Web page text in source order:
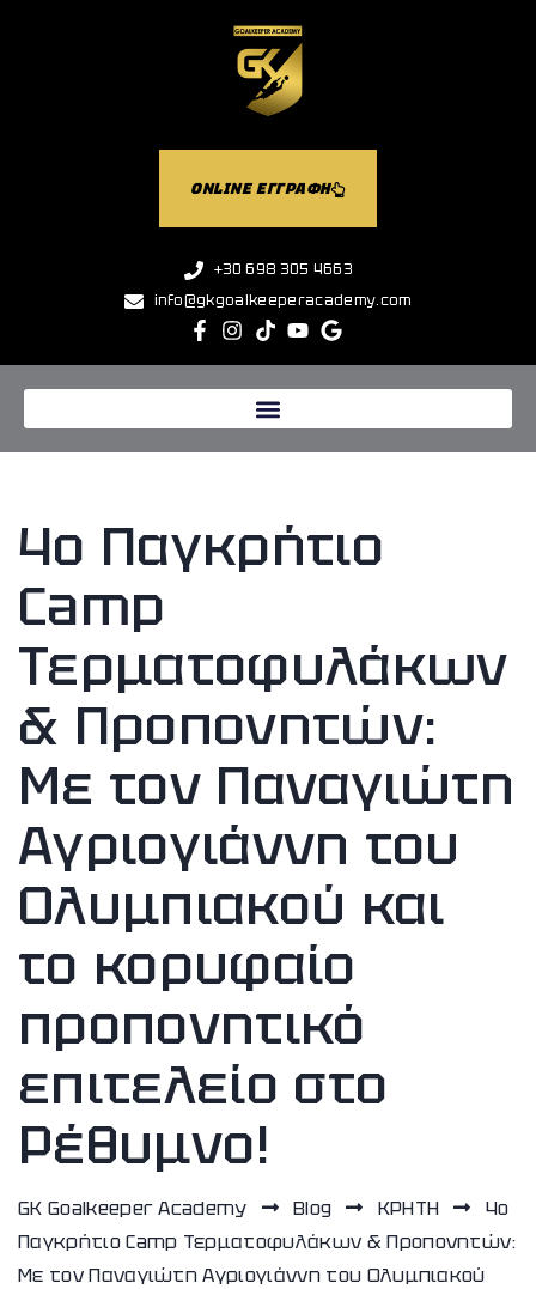
ONLINE ΕΓΓΡΑΦΗ
+30 698 305 4663
info@gkgoalkeeperacademy.com
4ο Παγκρήτιο
Camp
Τερματοφυλάκων
& Προπονητών:
Με τον Παναγιώτη
Αγριογιάννη του
Ολυμπιακού και
το κορυφαίο
προπονητικό
επιτελείο στο
Ρέθυμνο!
GK Goalkeeper Academy Blog ΚΡΗΤΗ
4ο
Παγκρήτιο Camp Τερματοφυλάκων & Προπονητών:
Με τον Παναγιώτη Αγριογιάννη του Ολυμπιακού